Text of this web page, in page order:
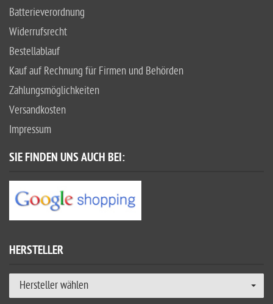
Batterieverordnung
Widerrufsrecht
Bestellablauf
Kauf auf Rechnung für Firmen und Behörden
Zahlungsmöglichkeiten
Versandkosten
Impressum
SIE FINDEN UNS AUCH BEI:
HERSTELLER
Hersteller wählen